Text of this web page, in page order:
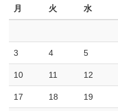
月 火 水
3 4 5
10 11 12
17 18 19